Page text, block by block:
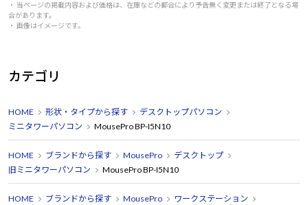
・ 当ページの掲載内容および価格は、在庫などの都合により予告無く変更または終了となる場
合があります。
・ 画像はイメージです。
カテゴリ
HOME 形状・タイプから探す
デスクトップパソコン
ミニタワーパソコン
MousePro BP-I5N10
HOME ブランドから探す MousePro
デスクトップ
旧ミニタワーパソコン
MousePro BP-I5N10
HOME ブランドから探す MousePro
ワークステーション